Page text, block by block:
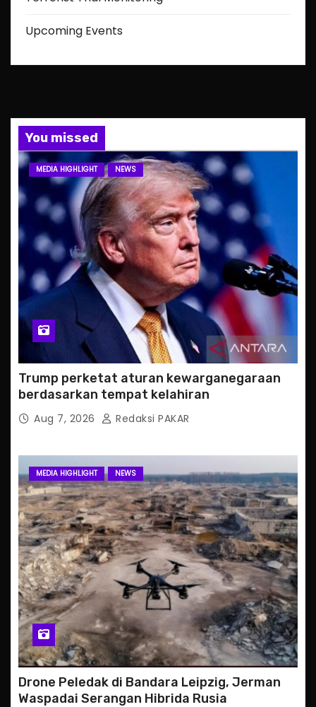
Upcoming Events
You missed
MEDIA HIGHLIGHT NEWS
Trump perketat aturan kewarganegaraan
berdasarkan tempat kelahiran
Aug 7, 2026 Redaksi PAKAR
MEDIA HIGHLIGHT NEWS
Drone Peledak di Bandara Leipzig, Jerman
Waspadai Serangan Hibrida Rusia